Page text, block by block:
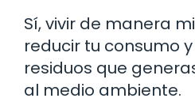
Sí, vivir de manera
reducir tu consumo
residuos que
al medio ambiente.